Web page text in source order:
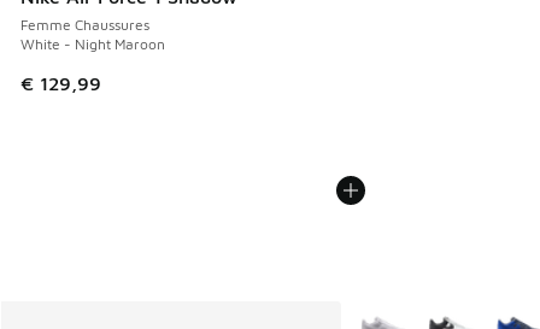
Femme Chaussures
White - Night Maroon
€ 129,99
Plus de couleurs